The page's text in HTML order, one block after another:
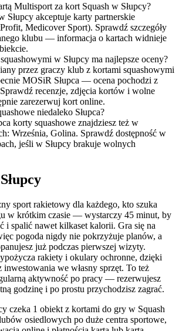
Multisport za kort Squash w Słupcy?
Słupcy akceptuje karty partnerskie
Medicover Sport). Sprawdź szczegóły
klubu — informacja o kartach widnieje
w Słupcy ma najlepsze oceny?
przez graczy klub z kortami squashowymi
MOSiR Słupca — ocena pochodzi z
recenzje, zdjęcia kortów i wolne
zarezerwuj kort online.
niedaleko Słupca?
korty squashowe znajdziesz też w
Września, Golina. Sprawdź dostępność w
jeśli w Słupcy brakuje wolnych
sport rakietowy dla każdego, kto szuka
w krótkim czasie — wystarczy 45 minut, by
i spalić nawet kilkaset kalorii. Gra się na
pogoda nigdy nie pokrzyżuje planów, a
już podczas pierwszej wizyty.
rakiety i okulary ochronne, dzięki
inwestowania we własny sprzęt. To też
aktywność po pracy — rezerwujesz
godzinę i po prostu przychodzisz zagrać.
czeka 1 obiekt z kortami do gry w Squash
osiedlowych po duże centra sportowe,